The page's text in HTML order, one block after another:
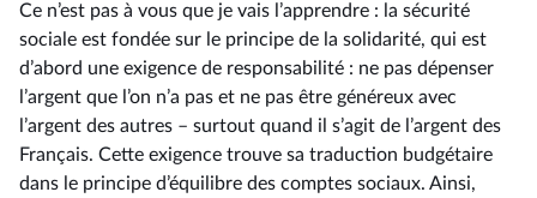
Ce n’est pas à vous que je vais l’apprendre : la sécurité
sociale est fondée sur le principe de la solidarité, qui est
d’abord une exigence de responsabilité : ne pas dépenser
l’argent que l’on n’a pas et ne pas être généreux avec
l’argent des autres –⁠ surtout quand il s’agit de l’argent des
Français. Cette exigence trouve sa traduction budgétaire
dans le principe d’équilibre des comptes sociaux. Ainsi,